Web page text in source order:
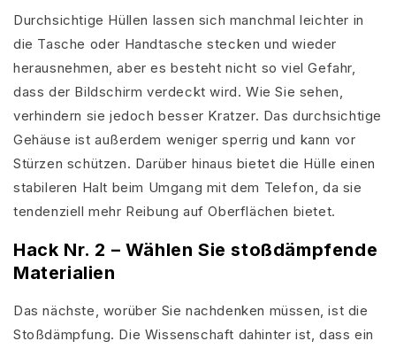
Durchsichtige Hüllen lassen sich manchmal leichter in
die Tasche oder Handtasche stecken und wieder
herausnehmen, aber es besteht nicht so viel Gefahr,
dass der Bildschirm verdeckt wird. Wie Sie sehen,
verhindern sie jedoch besser Kratzer. Das durchsichtige
Gehäuse ist außerdem weniger sperrig und kann vor
Stürzen schützen. Darüber hinaus bietet die Hülle einen
stabileren Halt beim Umgang mit dem Telefon, da sie
tendenziell mehr Reibung auf Oberflächen bietet.
Hack Nr. 2 – Wählen Sie stoßdämpfende
Materialien
Das nächste, worüber Sie nachdenken müssen, ist die
Stoßdämpfung. Die Wissenschaft dahinter ist, dass ein